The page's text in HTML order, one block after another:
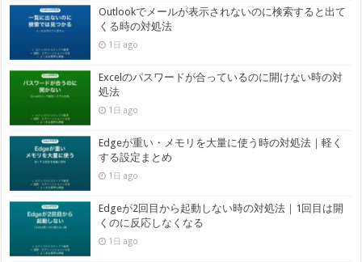
Outlookでメールが表示されないのに検索すると出て
くる時の対処法
1日 ago
Excelのパスワードが合っているのに開けない時の対
処法
1日 ago
Edgeが重い・メモリを大量に使う時の対処法｜軽く
する設定まとめ
1日 ago
Edgeが2回目から起動しない時の対処法｜1回目は開
くのに反応しなくなる
1日 ago